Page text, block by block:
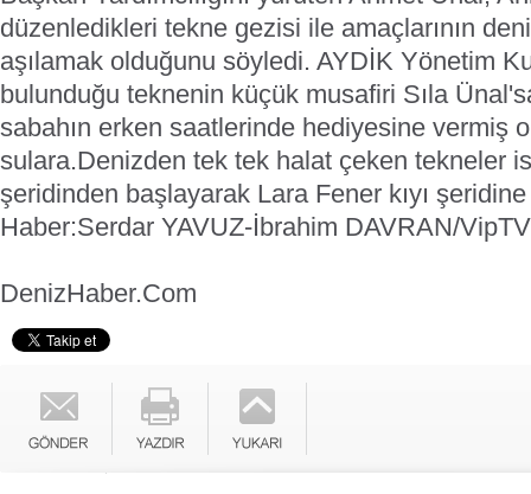
düzenledikleri tekne gezisi ile amaçlarının
aşılamak olduğunu söyledi. AYDİK Yönetim
bulunduğu teknenin küçük musafiri Sıla
sabahın erken saatlerinde hediyesine vermiş
sulara.Denizden tek tek halat çeken tekneler
şeridinden başlayarak Lara Fener kıyı
Haber:Serdar YAVUZ-İbrahim DAVRAN/VipTV
DenizHaber.Com